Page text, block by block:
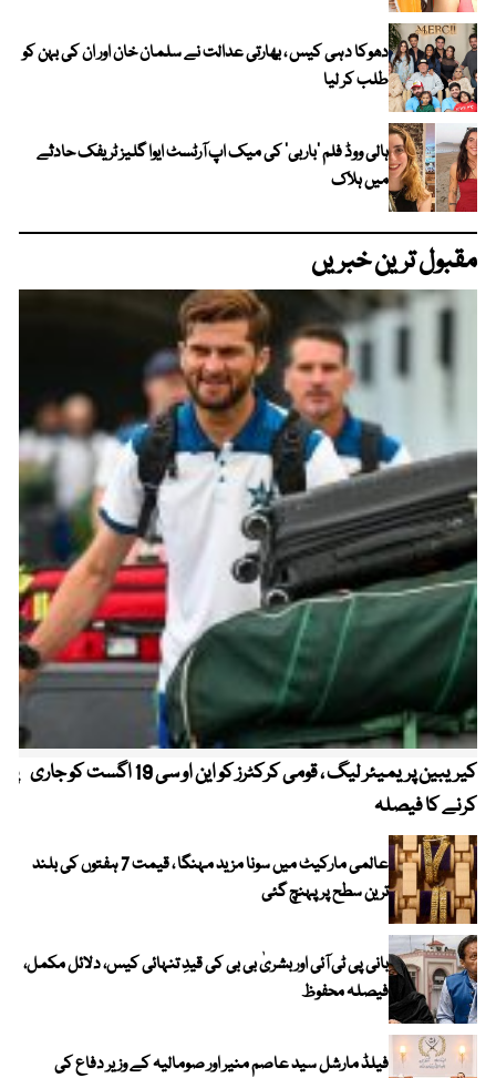
دھوکا دہی کیس ، بھارتی عدالت نے سلمان خان اور ان کی بہن کو
طلب کر لیا
ہالی ووڈ فلم ’باربی‘ کی میک اپ آرٹسٹ ایوا گلیز ٹریفک حادثے
میں ہلاک
مقبول ترین خبریں
کیریبین پریمیئر لیگ ، قومی کرکٹرز کو این او سی 19 اگست کو جاری
کرنے کا فیصلہ
عالمی مارکیٹ میں سونا مزید مہنگا ، قیمت 7 ہفتوں کی بلند
ترین سطح پر پہنچ گئی
بانی پی ٹی آئی اور بشریٰ بی بی کی قیدِ تنہائی کیس، دلائل مکمل،
فیصلہ محفوظ
فیلڈ مارشل سید عاصم منیر اور صومالیہ کے وزیر دفاع کی